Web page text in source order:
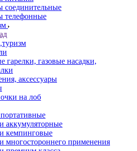
гарелки, газовые насадки,
аксессуары
на лоб
аккумуляторные
кемпинговые
многостороннего применения